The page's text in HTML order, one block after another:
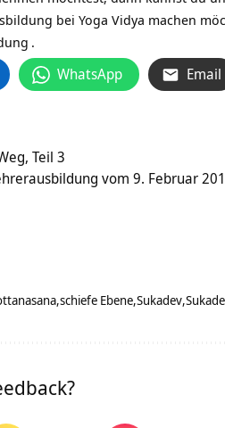
bei Yoga Vidya machen
.
WhatsApp Email
Teil 3
vom 9. Februar
schiefe Ebene Sukadev